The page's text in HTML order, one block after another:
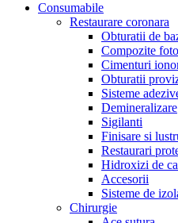
Consumabile
Restaurare coronara
Obturatii de
Compozite
Cimenturi
Obturatii
Sisteme
Demineralizare
Sigilanti
Finisare si
Restaurari
Hidroxizi de
Accesorii
Sisteme de
Chirurgie